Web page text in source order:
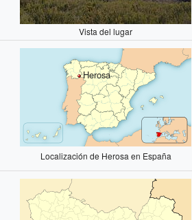
Vista del lugar
Herosa
Localización de Herosa en España